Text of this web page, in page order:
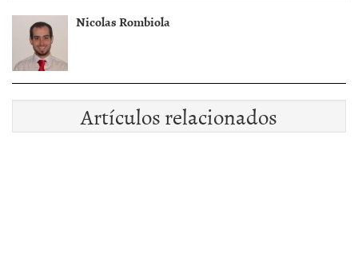
Nicolas Rombiola
Artículos relacionados